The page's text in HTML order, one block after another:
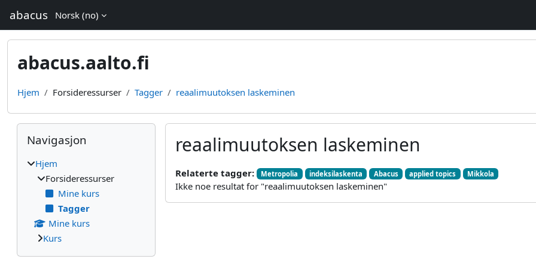
abacus Norsk ‎(no)‎
abacus.aalto.fi
Hjem Forsideressurser Tagger reaalimuutoksen laskeminen
reaalimuutoksen laskeminen
Relaterte tagger: Metropolia indeksilaskenta Abacus applied topics Mikkola
Ikke noe resultat for "reaalimuutoksen laskeminen"
Blokker
Hopp over Navigasjon
Navigasjon
Hjem
Forsideressurser
Mine kurs
Tagger
Mine kurs
Kurs